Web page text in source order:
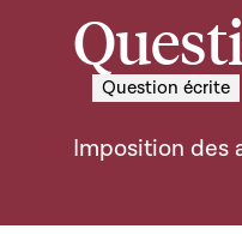
Question écrite
Imposition des